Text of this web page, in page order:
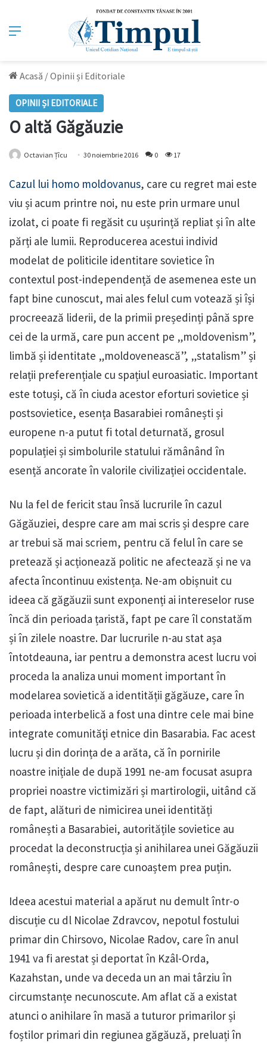
Meniu
Acasă /Opinii și Editoriale
OPINII ȘI EDITORIALE
O altă Găgăuzie
Octavian Țîcu 30 noiembrie 2016 0 17
Cazul lui homo moldovanus, care cu regret mai este
viu și acum printre noi, nu este prin urmare unul
izolat, ci poate fi regăsit cu ușurință repliat și în alte
părți ale lumii. Reproducerea acestui individ
modelat de politicile identitare sovietice în
contextul post-independență de asemenea este un
fapt bine cunoscut, mai ales felul cum votează și își
procreează liderii, de la primii președinți până spre
cei de la urmă, care pun accent pe „moldovenism”,
limbă și identitate „moldovenească”, „statalism” și
relații preferențiale cu spațiul euroasiatic. Important
este totuși, că în ciuda acestor eforturi sovietice și
postsovietice, esența Basarabiei românești și
europene n-a putut fi total deturnată, grosul
populației și simbolurile statului rămânând în
esență ancorate în valorile civilizației occidentale.
Nu la fel de fericit stau însă lucrurile în cazul
Găgăuziei, despre care am mai scris și despre care
ar trebui să mai scriem, pentru că felul în care se
pretează și acționează politic ne afectează și ne va
afecta încontinuu existența. Ne-am obișnuit cu
ideea că găgăuzii sunt exponenți ai intereselor ruse
încă din perioada țaristă, fapt pe care îl constatăm
și în zilele noastre. Dar lucrurile n-au stat așa
întotdeauna, iar pentru a demonstra acest lucru voi
proceda la analiza unui moment important în
modelarea sovietică a identității găgăuze, care în
perioada interbelică a fost una dintre cele mai bine
integrate comunităţi etnice din Basarabia. Fac acest
lucru și din dorința de a arăta, că în pornirile
noastre inițiale de după 1991 ne-am focusat asupra
propriei noastre victimizări și martirologii, uitând că
de fapt, alături de nimicirea unei identități
românești a Basarabiei, autoritățile sovietice au
procedat la deconstrucția și anihilarea unei Găgăuzii
românești, despre care cunoaștem prea puțin.
Ideea acestui material a apărut nu demult într-o
discuție cu dl Nicolae Zdravcov, nepotul fostului
primar din Chirsovo, Nicolae Radov, care în anul
1941 va fi arestat și deportat în Kzâl-Orda,
Kazahstan, unde va deceda un an mai târziu în
circumstanțe necunoscute. Am aflat că a existat
atunci o anihilare în masă a tuturor primarilor și
foștilor primari din regiunea găgăuză, preluați în